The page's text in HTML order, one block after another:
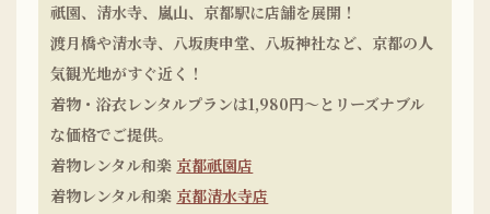
祇園、清水寺、嵐山、京都駅に店舗を展開！
渡月橋や清水寺、八坂庚申堂、八坂神社など、京都の人
気観光地がすぐ近く！
着物・浴衣レンタルプランは1,980円〜とリーズナブル
な価格でご提供。
着物レンタル和楽 京都祇園店
着物レンタル和楽 京都清水寺店